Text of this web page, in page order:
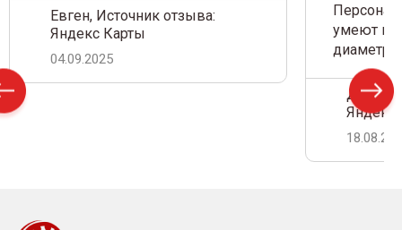
Евген, Источник отзыва:
Яндекс Карты
04.09.2025
умеют на
диаметр.
Дамир
Яндекс